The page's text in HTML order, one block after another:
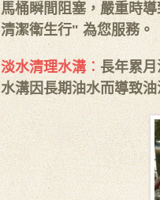
馬桶瞬間阻塞，嚴重時
清潔衛生行" 為您服務。
淡水清理水溝︰長年累
水溝因長期油水而導致油